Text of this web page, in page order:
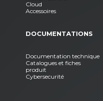
Cloud
Accessoires
DOCUMENTATIONS
Documentation technique
Catalogues et fiches
produit
Cybersecurité